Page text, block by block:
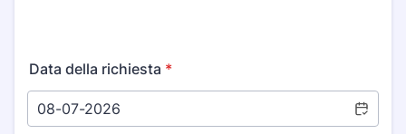
Data della richiesta *